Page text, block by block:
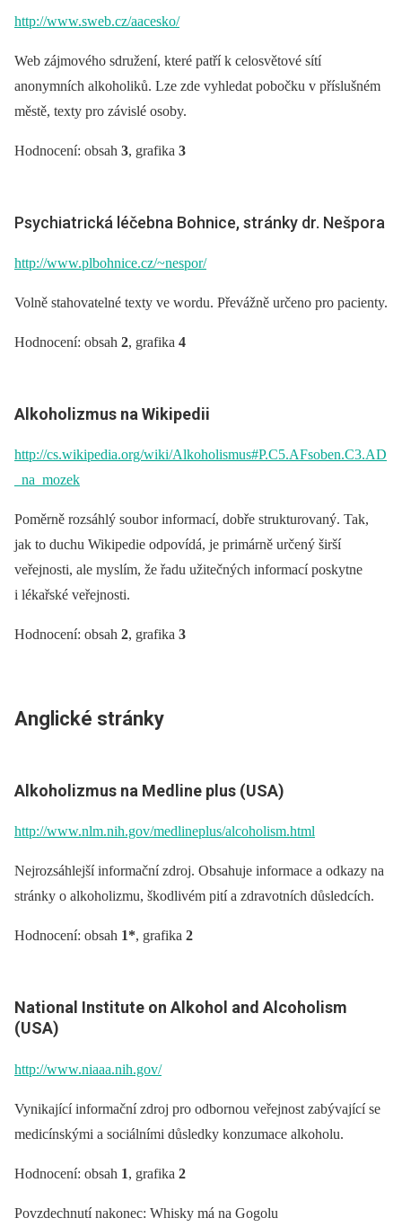
http://www.sweb.cz/aacesko/
Web zájmového sdružení, které patří k celosvětové sítí
anonymních alkoholiků. Lze zde vyhledat pobočku v příslušném
městě, texty pro závislé osoby.
Hodnocení: obsah 3, grafika 3
Psychiatrická léčebna Bohnice, stránky dr. Nešpora
http://www.plbohnice.cz/~nespor/
Volně stahovatelné texty ve wordu. Převážně určeno pro pacienty.
Hodnocení: obsah 2, grafika 4
Alkoholizmus na Wikipedii
http://cs.wikipedia.org/wiki/Alkoholismus#P.C5.AFsoben.C3.AD
_na_mozek
Poměrně rozsáhlý soubor informací, dobře strukturovaný. Tak,
jak to duchu Wikipedie odpovídá, je primárně určený širší
veřejnosti, ale myslím, že řadu užitečných informací poskytne
i lékařské veřejnosti.
Hodnocení: obsah 2, grafika 3
Anglické stránky
Alkoholizmus na Medline plus (USA)
http://www.nlm.nih.gov/medlineplus/alcoholism.html
Nejrozsáhlejší informační zdroj. Obsahuje informace a odkazy na
stránky o alkoholizmu, škodlivém pití a zdravotních důsledcích.
Hodnocení: obsah 1*, grafika 2
National Institute on Alkohol and Alcoholism
(USA)
http://www.niaaa.nih.gov/
Vynikající informační zdroj pro odbornou veřejnost zabývající se
medicínskými a sociálními důsledky konzumace alkoholu.
Hodnocení: obsah 1, grafika 2
Povzdechnutí nakonec: Whisky má na Gogolu